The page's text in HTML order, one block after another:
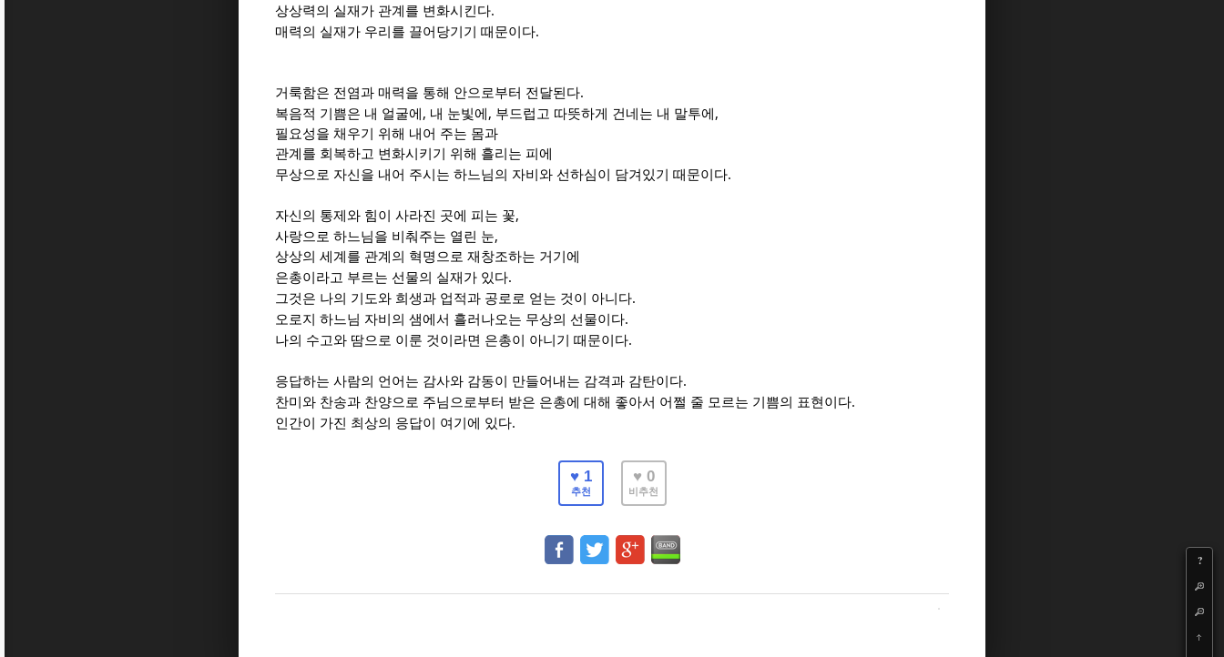
?
상상력의 실재가 관계를 변화시킨다.
매력의 실재가 우리를 끌어당기기 때문이다.
거룩함은 전염과 매력을 통해 안으로부터 전달된다.
복음적 기쁨은 내 얼굴에 , 내 눈빛에 , 부드럽고 따뜻하게 건네는 내 말투에 ,
필요성을 채우기 위해 내어 주는 몸과
관계를 회복하고 변화시키기 위해 흘리는 피에
무상으로 자신을 내어 주시는 하느님의 자비와 선하심이 담겨있기 때문이다.
자신의 통제와 힘이 사라진 곳에 피는 꽃,
사랑으로 하느님을 비춰주는 열린 눈,
상상의 세계를 관계의 혁명으로 재창조하는 거기에
은총이라고 부르는 선물의 실재가 있다.
그것은 나의 기도와 희생과 업적과 공로로 얻는 것이 아니다.
오로지 하느님 자비의 샘에서 흘러나오는 무상의 선물이다.
나의 수고와 땀으로 이룬 것이라면 은총이 아니기 때문이다.
응답하는 사람의 언어는 감사와 감동이 만들어내는 감격과 감탄이다.
찬미와 찬송과 찬양으로 주님으로부터 받은 은총에 대해 좋아서 어쩔 줄 모르는 기쁨의 표현이다.
인간이 가진 최상의 응답이 여기에 있다.
♥ 1
추천
♥ 0
비추천